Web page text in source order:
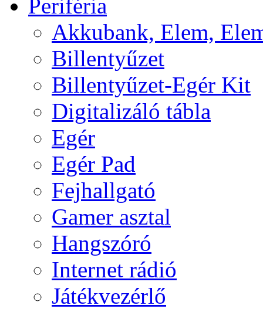
Periféria
Akkubank, Elem,
Billentyűzet
Billentyűzet-Egér Kit
Digitalizáló tábla
Egér
Egér Pad
Fejhallgató
Gamer asztal
Hangszóró
Internet rádió
Játékvezérlő